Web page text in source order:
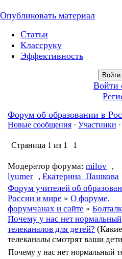
Опубликовать материал
Статьи
Классруку
Эффективность
Войти
Форум об образовании в
Новые сообщения · Участники ·
Страница 1 из 1 1
Модератор форума: milov ,
lyumer , Екатерина_Пашкова
Форум учителей об
России и мире » О форуме,
форумчанах и сайте »
Почему у нас нет нормальный
телеканалов для детей? (Какие
телеканалы смотрят ваши
Почему у нас нет нормальный